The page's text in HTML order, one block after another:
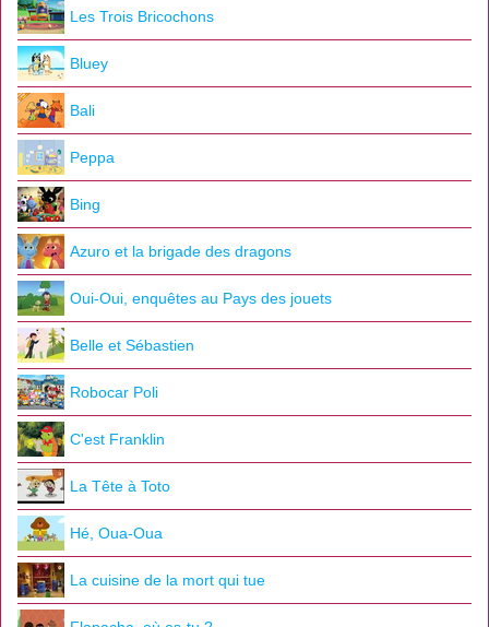
Les Trois Bricochons
Bluey
Bali
Peppa
Bing
Azuro et la brigade des dragons
Oui-Oui, enquêtes au Pays des jouets
Belle et Sébastien
Robocar Poli
C'est Franklin
La Tête à Toto
Hé, Oua-Oua
La cuisine de la mort qui tue